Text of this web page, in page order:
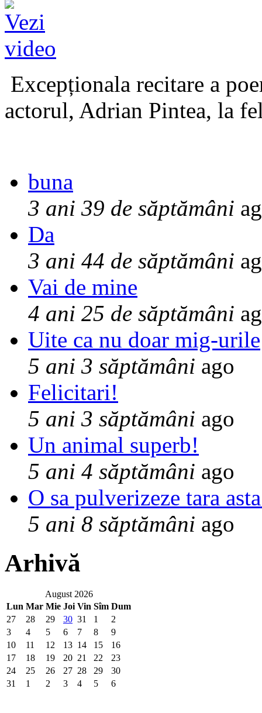
Excepționala recitare a
actorul, Adrian Pintea, la
buna
3 ani 39 de săptămâni
Da
3 ani 44 de săptămâni
Vai de mine
4 ani 25 de săptămâni
Uite ca nu doar mig-urile
5 ani 3 săptămâni ago
Felicitari!
5 ani 3 săptămâni ago
Un animal superb!
5 ani 4 săptămâni ago
O sa pulverizeze tara
5 ani 8 săptămâni ago
Arhivă
August 2026
Lun Mar Mie Joi Vin Sîm Dum
27
28 29 30 31 1
2
3
4 5 6 7 8
9
10
11 12 13 14 15
16
17
18 19 20 21 22
23
24
25 26 27 28 29
30
31
1 2 3 4 5 6